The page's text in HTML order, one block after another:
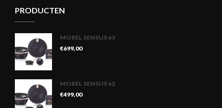
PRODUCTEN
MOREL SENSUS 63
€699,00
MOREL SENSUS 62
€499,00